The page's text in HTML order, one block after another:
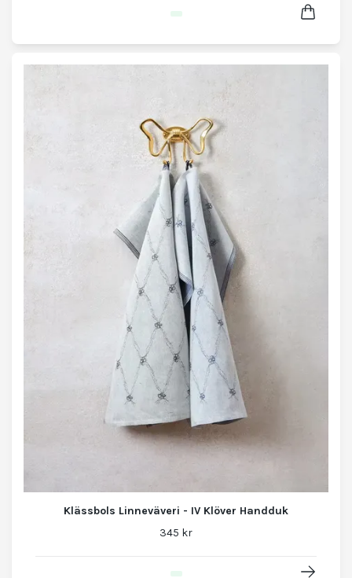
Klässbols Linneväveri - IV Klöver Handduk
345 kr